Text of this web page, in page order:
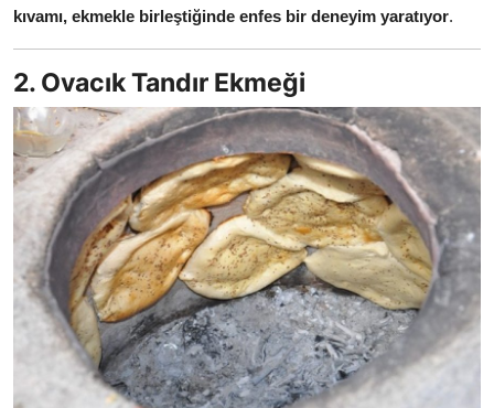
kıvamı, ekmekle birleştiğinde enfes bir deneyim yaratıyor.
2. Ovacık Tandır Ekmeği